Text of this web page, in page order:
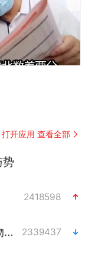
打开应用 查看全部
2418598
我国发现稀散金属独立新矿物——乌斯河锗矿 2339437